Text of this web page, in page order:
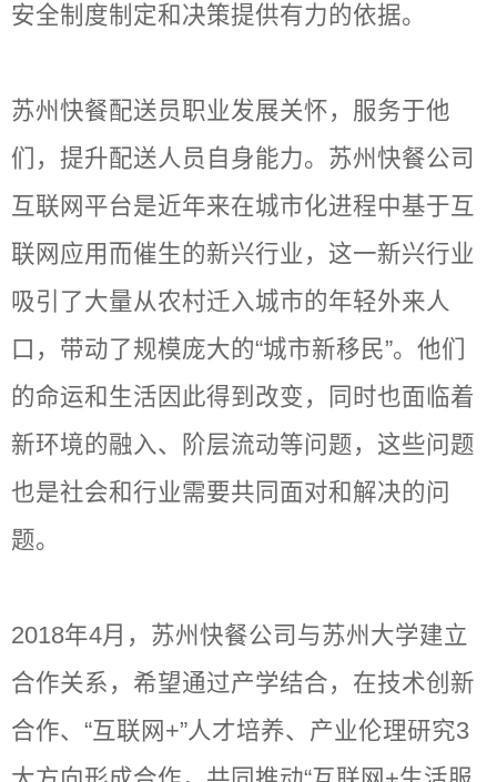
安全制度制定和决策提供有力的依据。
苏州快餐配送员职业发展关怀，服务于他
们，提升配送人员自身能力。苏州快餐公司
互联网平台是近年来在城市化进程中基于互
联网应用而催生的新兴行业，这一新兴行业
吸引了大量从农村迁入城市的年轻外来人
口，带动了规模庞大的“城市新移民”。他们
的命运和生活因此得到改变，同时也面临着
新环境的融入、阶层流动等问题，这些问题
也是社会和行业需要共同面对和解决的问
题。
2018年4月，苏州快餐公司与苏州大学建立
合作关系，希望通过产学结合，在技术创新
合作、“互联网+”人才培养、产业伦理研究3